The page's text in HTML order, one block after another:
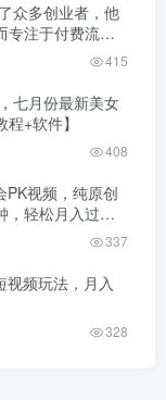
众多创业者，他
专注于付费流
流效果。
415
七月份最新美女
+软件】
408
PK视频，纯原创
，轻松月入过
337
视频玩法，月入
328